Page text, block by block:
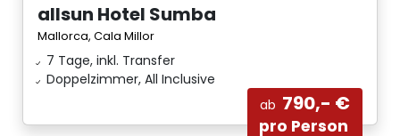
allsun Hotel Sumba
Mallorca, Cala Millor
7 Tage, inkl. Transfer
Doppelzimmer, All Inclusive
ab 790,- €
pro Person